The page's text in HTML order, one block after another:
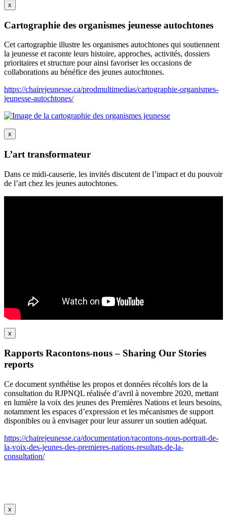
x
Cartographie des organismes jeunesse autochtones
Cet cartographie illustre les organismes autochtones qui soutiennent
la jeunesse et raconte leurs histoire, approches, activités, dossiers
prioritaires et structure pour ainsi favoriser les occasions de
collaborations au bénéfice des jeunes autochtones.
https://chairejeunesse.ca/prodmultimedias/cartographie-organismes-
jeunesse-autochtones/
x
L’art transformateur
Dans ce midi-causerie, les invités discutent de l’impact et du pouvoir
de l’art chez les jeunes autochtones.
x
Rapports Racontons-nous – Sharing Our Stories
reports
Ce document synthétise les propos et données récoltés lors de la
consultation du RJPNQL réalisée d’avril à novembre 2020, mettant
en lumière la voix des jeunes des Premières Nations et leurs besoins,
notamment les espaces d’expression et les mécanismes de support
disponibles ou à envisager pour leur assurer un soutien adéquat.
https://chairejeunesse.ca/documentation/racontons-nous-portrait-de-
la-voix-des-jeunes-des-premieres-nations-resultats-de-la-
consultation/
x